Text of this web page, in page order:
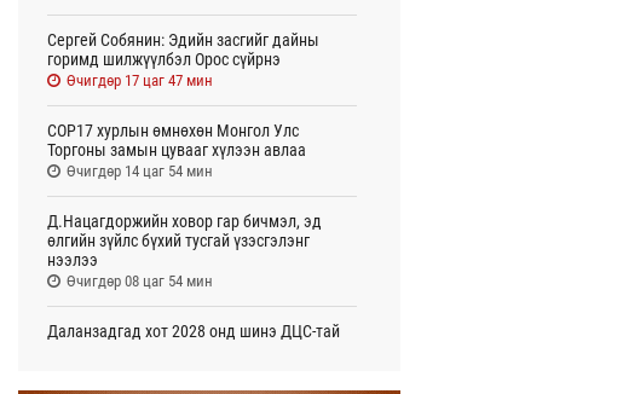
Сергей Собянин: Эдийн засгийг дайны
горимд шилжүүлбэл Орос сүйрнэ
Өчигдөр 17 цаг 47 мин
COP17 хурлын өмнөхөн Монгол Улс
Торгоны замын цувааг хүлээн авлаа
Өчигдөр 14 цаг 54 мин
Д.Нацагдоржийн ховор гар бичмэл, эд
өлгийн зүйлс бүхий тусгай үзэсгэлэнг
нээлээ
Өчигдөр 08 цаг 54 мин
Даланзадгад хот 2028 онд шинэ ДЦС-тай